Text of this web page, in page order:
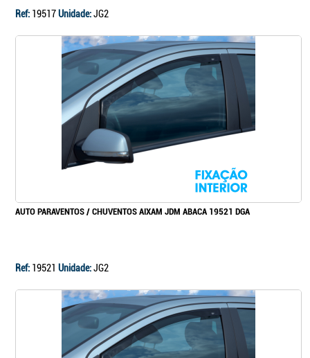
Ref: 19517Unidade:JG2
AUTO PARAVENTOS / CHUVENTOS AIXAM JDM ABACA 19521 DGA
Ref: 19521 Unidade:JG2